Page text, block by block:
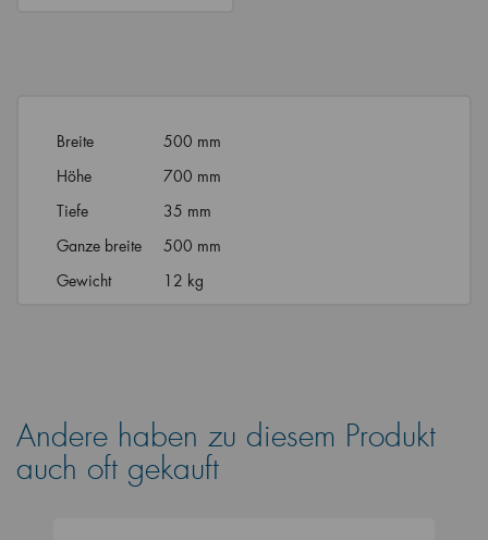
Breite
500 mm
Höhe
700 mm
Tiefe
35 mm
Ganze breite
500 mm
Gewicht
12 kg
Andere haben zu diesem Produkt
auch oft gekauft